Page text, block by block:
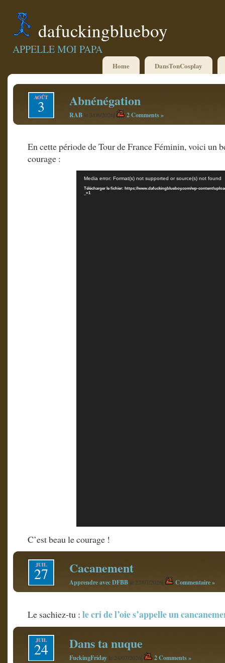
dafuckingblueboy
APPELLE MOI PAPA
Home DansTonCosplay
AOÛT
3 Abnénégation
RAB le 3/08/2026| 2 Comments »
En cette période de Tour de France Féminin, voici un
courage :
vidéo
Media error: Format(s) not supported or source(s) not found
Télécharger le fichier: https://www.dafuckingblueboy.com/wp-content/
_=1
C’est beau le courage !
JUIL
27 Cacanement
Apprendre avec DFBB le 27/07/2026| Commentaire »
Le sachiez-tu : le cri de l’oie s’appelle un
JUIL
24 Dans ta nuque
FuckingFriday le 24/07/2026| 2 Comments »